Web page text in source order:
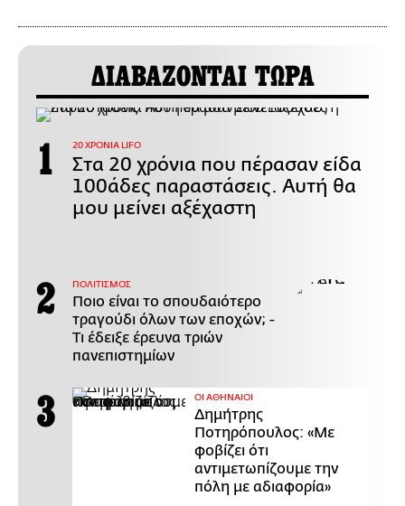
ΔΙΑΒΑΖΟΝΤΑΙ ΤΩΡΑ
20 ΧΡΟΝΙΑ LIFO
Στα 20 χρόνια που πέρασαν είδα
100άδες παραστάσεις. Αυτή θα
μου μείνει αξέχαστη
ΠΟΛΙΤΙΣΜΟΣ
Ποιο είναι το σπουδαιότερο
τραγούδι όλων των εποχών; -
Τι έδειξε έρευνα τριών
πανεπιστημίων
ΟΙ ΑΘΗΝΑΙΟΙ
Δημήτρης
Ποτηρόπουλος: «Με
φοβίζει ότι
αντιμετωπίζουμε την
πόλη με αδιαφορία»